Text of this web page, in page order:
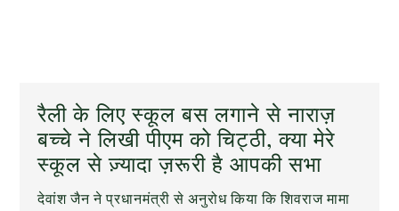
रैली के लिए स्कूल बस लगाने से नाराज़
बच्चे ने लिखी पीएम को चिट्ठी, क्या मेरे
स्कूल से ज़्यादा ज़रूरी है आपकी सभा
देवांश जैन ने प्रधानमंत्री से अनुरोध किया कि शिवराज मामा